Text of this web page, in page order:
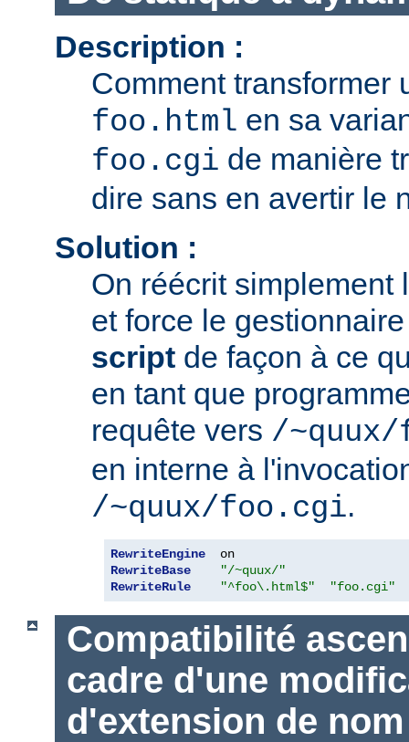
Description :
Comment transformer
foo.html en sa
foo.cgi de manière
dire sans en avertir le
Solution :
On réécrit simplement
et force le
script de façon à ce
en tant que
requête vers /
en interne à
/~quux/foo.cgi.
RewriteEngine
RewriteBase
"/~quux/"
RewriteRule
"^foo\.html$" "foo.cgi"
Compatibilité
cadre d'une
d'extension de